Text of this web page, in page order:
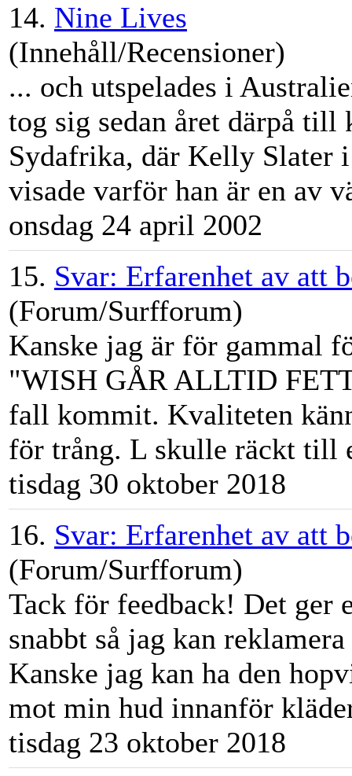
14. Nine Lives
(Innehåll/Recensioner)
... och utspelades i
tog sig sedan året därpå till
Sydafrika, där Kelly Slater
visade varför han är en av
onsdag 24 april 2002
15. Svar: Erfarenhet av att
(Forum/Surfforum)
Kanske jag är för gammal
"WISH GÅR ALLTID
fall kommit. Kvaliteten
för trång. L skulle räckt till
tisdag 30 oktober 2018
16. Svar: Erfarenhet av att
(Forum/Surfforum)
Tack för feedback! Det ger
snabbt så jag kan
Kanske jag kan ha den
mot min hud innanför
tisdag 23 oktober 2018